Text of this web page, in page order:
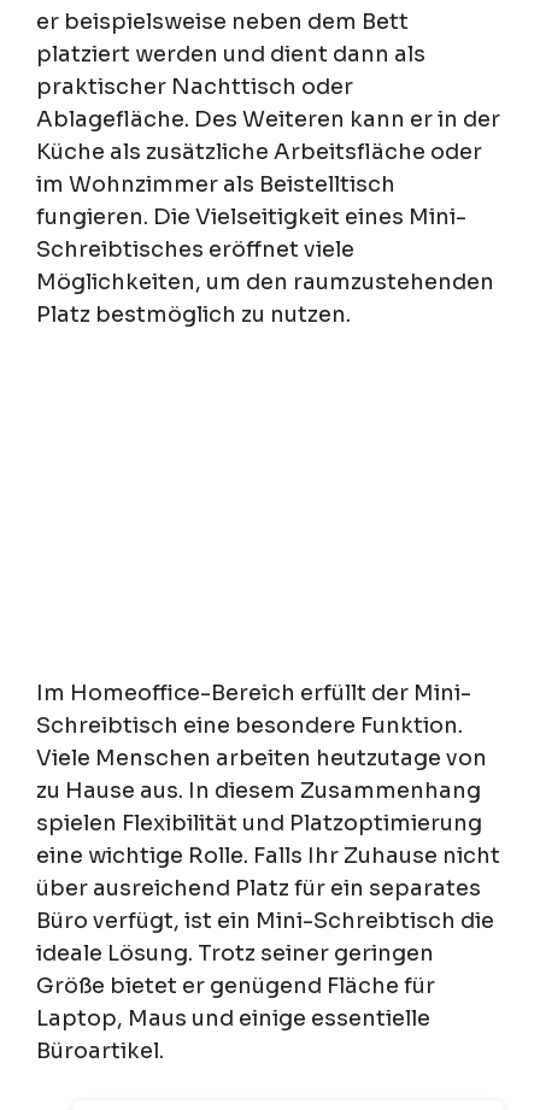
er beispielsweise neben dem Bett
platziert werden und dient dann als
praktischer Nachttisch oder
Ablagefläche. Des Weiteren kann er in der
Küche als zusätzliche Arbeitsfläche oder
im Wohnzimmer als Beistelltisch
fungieren. Die Vielseitigkeit eines Mini-
Schreibtisches eröffnet viele
Möglichkeiten, um den raumzustehenden
Platz bestmöglich zu nutzen.
Im Homeoffice-Bereich erfüllt der Mini-
Schreibtisch eine besondere Funktion.
Viele Menschen arbeiten heutzutage von
zu Hause aus. In diesem Zusammenhang
spielen Flexibilität und Platzoptimierung
eine wichtige Rolle. Falls Ihr Zuhause nicht
über ausreichend Platz für ein separates
Büro verfügt, ist ein Mini-Schreibtisch die
ideale Lösung. Trotz seiner geringen
Größe bietet er genügend Fläche für
Laptop, Maus und einige essentielle
Büroartikel.